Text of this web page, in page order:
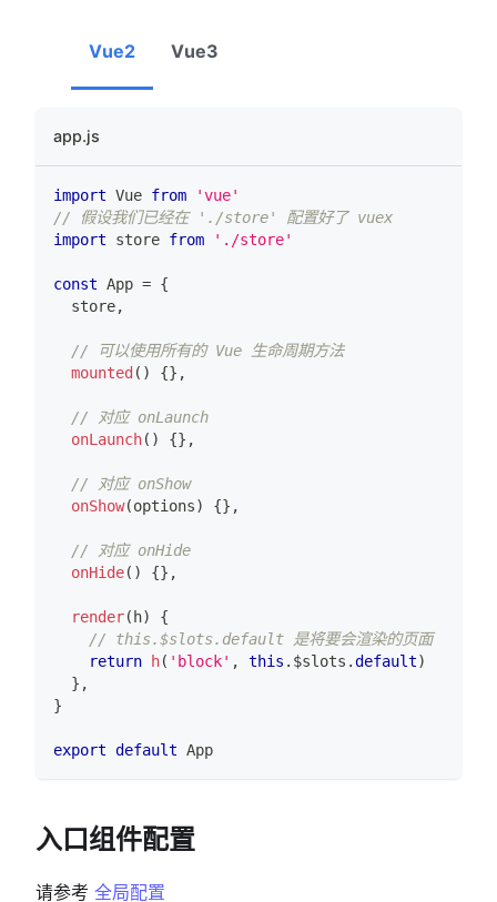
Vue2 Vue3
app.js
import Vue from
'vue'
// 假设我们已经在 './store' 配置好了 vuex
import
store from './store'
const App = {
  store
,
// 可以使用所有的 Vue 生命周期方法
mounted ( ) {} ,
// 对应 onLaunch
onLaunch( ) {} ,
// 对应 onShow
onShow(options) {} ,
// 对应 onHide
onHide( ) {} ,
render( h)
{
// this.$slots.default 是将要会渲染的页面
return
h( 'block' , this . $slots .default)
} ,
}
export default App
入口组件配置
请参考 全局配置